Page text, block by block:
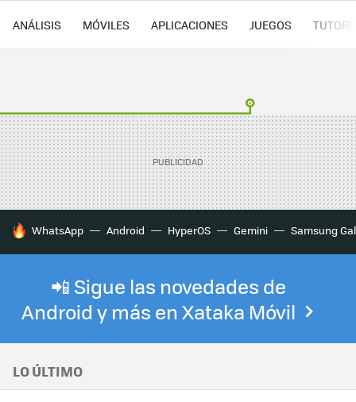
ANÁLISIS MÓVILES APLICACIONES JUEGOS
HOY SE HABLA DE
WhatsApp Android HyperOS Gemini Samsung
📲 Sigue las novedades de
Android y más en Xataka Móvil
LO ÚLTIMO